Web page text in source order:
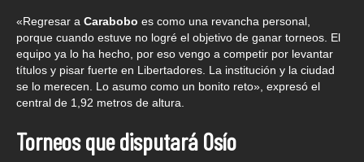
«Regresar a Carabobo es como una revancha personal,
porque cuando estuve no logré el objetivo de ganar torneos. El
equipo ya lo ha hecho, por eso vengo a competir por levantar
títulos y pisar fuerte en Libertadores. La institución y la ciudad
se lo merecen. Lo asumo como un bonito reto», expresó el
central de 1,92 metros de altura.
Torneos que disputará Osío